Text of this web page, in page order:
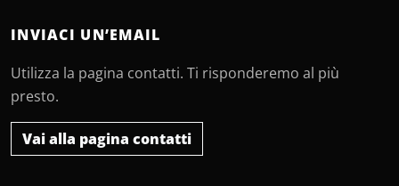
INVIACI UN’EMAIL
Utilizza la pagina contatti. Ti risponderemo al più
presto.
Vai alla pagina contatti